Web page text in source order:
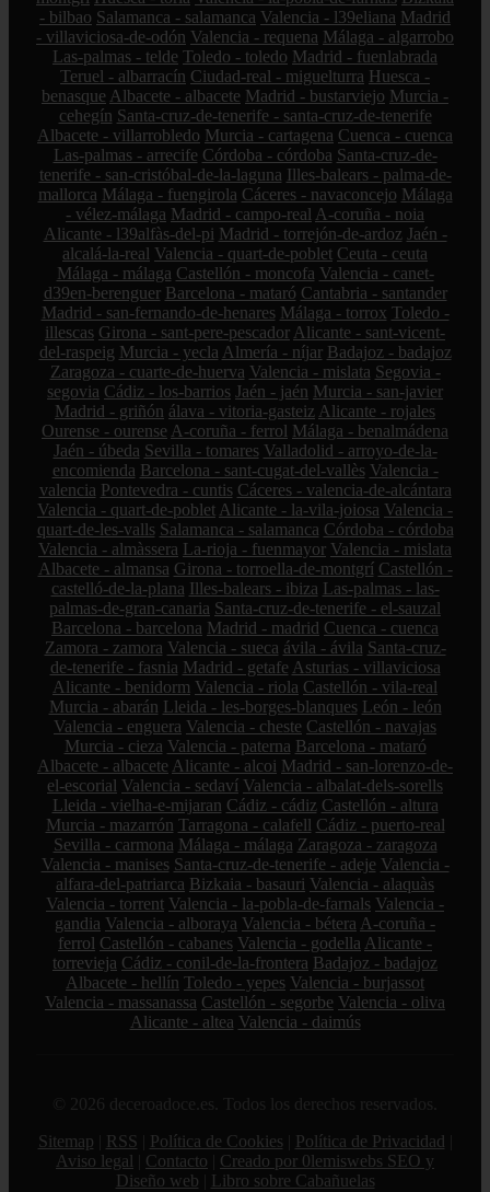
- bilbao Salamanca - salamanca Valencia - l39eliana Madrid
- villaviciosa-de-odón Valencia - requena Málaga - algarrobo
Las-palmas - telde Toledo - toledo Madrid - fuenlabrada
Teruel - albarracín Ciudad-real - miguelturra Huesca -
benasque Albacete - albacete Madrid - bustarviejo Murcia -
cehegín Santa-cruz-de-tenerife - santa-cruz-de-tenerife
Albacete - villarrobledo Murcia - cartagena Cuenca - cuenca
Las-palmas - arrecife Córdoba - córdoba Santa-cruz-de-
tenerife - san-cristóbal-de-la-laguna Illes-balears - palma-de-
mallorca Málaga - fuengirola Cáceres - navaconcejo Málaga
- vélez-málaga Madrid - campo-real A-coruña - noia
Alicante - l39alfàs-del-pi Madrid - torrejón-de-ardoz Jaén -
alcalá-la-real Valencia - quart-de-poblet Ceuta - ceuta
Málaga - málaga Castellón - moncofa Valencia - canet-
d39en-berenguer Barcelona - mataró Cantabria - santander
Madrid - san-fernando-de-henares Málaga - torrox Toledo -
illescas Girona - sant-pere-pescador Alicante - sant-vicent-
del-raspeig Murcia - yecla Almería - níjar Badajoz - badajoz
Zaragoza - cuarte-de-huerva Valencia - mislata Segovia -
segovia Cádiz - los-barrios Jaén - jaén Murcia - san-javier
Madrid - griñón álava - vitoria-gasteiz Alicante - rojales
Ourense - ourense A-coruña - ferrol Málaga - benalmádena
Jaén - úbeda Sevilla - tomares Valladolid - arroyo-de-la-
encomienda Barcelona - sant-cugat-del-vallès Valencia -
valencia Pontevedra - cuntis Cáceres - valencia-de-alcántara
Valencia - quart-de-poblet Alicante - la-vila-joiosa Valencia -
quart-de-les-valls Salamanca - salamanca Córdoba - córdoba
Valencia - almàssera La-rioja - fuenmayor Valencia - mislata
Albacete - almansa Girona - torroella-de-montgrí Castellón -
castelló-de-la-plana Illes-balears - ibiza Las-palmas - las-
palmas-de-gran-canaria Santa-cruz-de-tenerife - el-sauzal
Barcelona - barcelona Madrid - madrid Cuenca - cuenca
Zamora - zamora Valencia - sueca ávila - ávila Santa-cruz-
de-tenerife - fasnia Madrid - getafe Asturias - villaviciosa
Alicante - benidorm Valencia - riola Castellón - vila-real
Murcia - abarán Lleida - les-borges-blanques León - león
Valencia - enguera Valencia - cheste Castellón - navajas
Murcia - cieza Valencia - paterna Barcelona - mataró
Albacete - albacete Alicante - alcoi Madrid - san-lorenzo-de-
el-escorial Valencia - sedaví Valencia - albalat-dels-sorells
Lleida - vielha-e-mijaran Cádiz - cádiz Castellón - altura
Murcia - mazarrón Tarragona - calafell Cádiz - puerto-real
Sevilla - carmona Málaga - málaga Zaragoza - zaragoza
Valencia - manises Santa-cruz-de-tenerife - adeje Valencia -
alfara-del-patriarca Bizkaia - basauri Valencia - alaquàs
Valencia - torrent Valencia - la-pobla-de-farnals Valencia -
gandia Valencia - alboraya Valencia - bétera A-coruña -
ferrol Castellón - cabanes Valencia - godella Alicante -
torrevieja Cádiz - conil-de-la-frontera Badajoz - badajoz
Albacete - hellín Toledo - yepes Valencia - burjassot
Valencia - massanassa Castellón - segorbe Valencia - oliva
Alicante - altea Valencia - daimús
© 2026 deceroadoce.es. Todos los derechos reservados.
Sitemap
RSS Política de Cookies Política de Privacidad
Aviso legal
Contacto
Creado por 0lemiswebs SEO y
Diseño web
Libro sobre Cabañuelas